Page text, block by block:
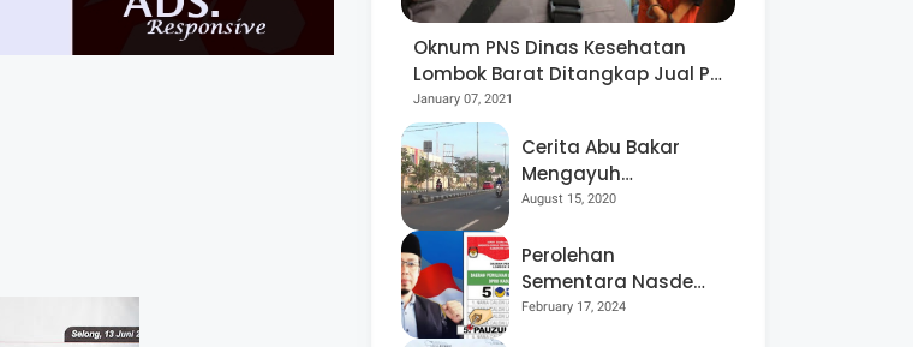
A-
Oknum PNS Dinas Kesehatan
Lombok Barat Ditangkap Jual Pil
Ekstasi
January 07, 2021
Cerita Abu Bakar
Mengayuh
Sepedanya Selama
Menggelorakan
Kemerdekaan
August 15, 2020
Perolehan
Sementara Nasdem
Lobar Tertinggi,
February 17, 2024